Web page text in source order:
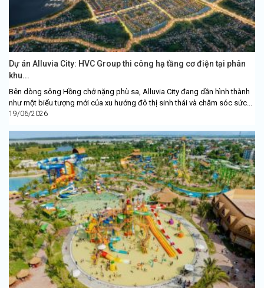
Dự án Alluvia City: HVC Group thi công hạ tầng cơ điện tại phân
khu...
Bên dòng sông Hồng chở nặng phù sa, Alluvia City đang dần hình thành
như một biểu tượng mới của xu hướng đô thị sinh thái và chăm sóc sức...
19/06/2026